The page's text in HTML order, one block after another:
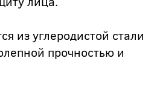
из углеродистой стали
прочностью и